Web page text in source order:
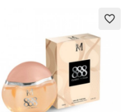
favorite_border